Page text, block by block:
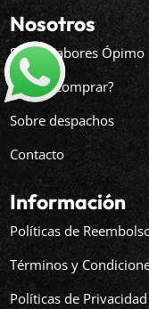
Nosotros
Sobre Sabores Ópimo
¿Cómo comprar?
Sobre despachos
Contacto
Información
Políticas de
Términos y
Políticas de Privacidad